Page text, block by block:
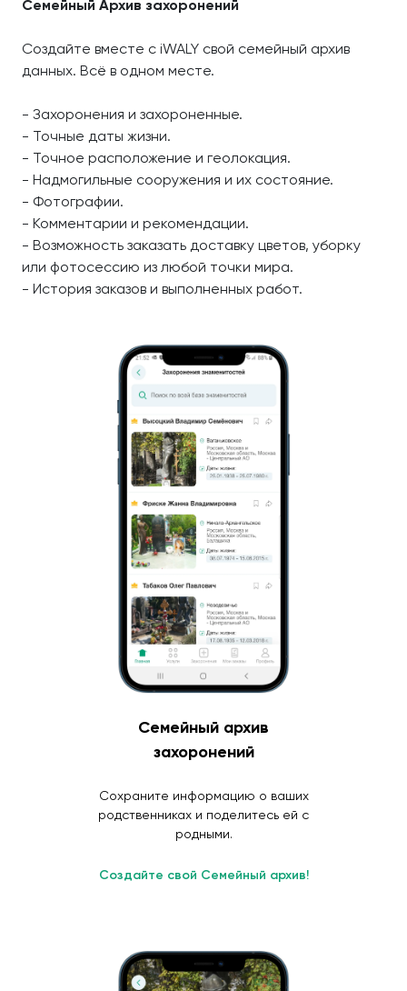
Семейный Архив захоронений
Создайте вместе с iWALY свой семейный архив
данных. Всё в одном месте.
- Захоронения и захороненные.
- Точные даты жизни.
- Точное расположение и геолокация.
- Надмогильные сооружения и их состояние.
- Фотографии.
- Комментарии и рекомендации.
- Возможность заказать доставку цветов, уборку
или фотосессию из любой точки мира.
- История заказов и выполненных работ.
Семейный архив
захоронений
Сохраните информацию о ваших
родственниках и поделитесь ей с
родными.
Создайте свой Семейный архив!